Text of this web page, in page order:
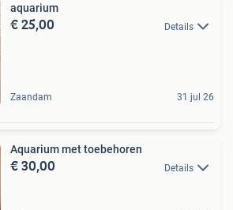
aquarium
€ 25,00 Details
Zaandam 31 jul 26
Aquarium met toebehoren
€ 30,00 Details